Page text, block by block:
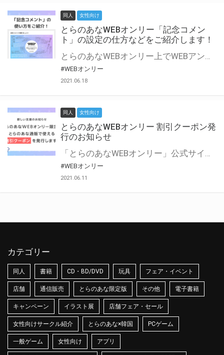
同人 女性向け
とらのあなWEBオンリー「記念コメン
ト」の設定の仕方などをご紹介します！
とらのあなWEBオンリー上でWEBアンソロジーが作成できる「記念コメント」について、その使い方や作成手順を解説します！ 支援タイプを「サークル参加型」「サークル参加型・マルシェ(イベント会場)機能付き」でお申し込みいただいている主催者様はぜひご活用ください♪ とらのあなWEBオンリーサイトはこちら
#WEBオンリー
2021.06.18
同人 女性向け
とらのあなWEBオンリー 割引クーポン発
行のお知らせ
「とらのあなWEBオンリー」公式サイトでとらのあな通販の「割引クーポン」を配布中！ イベントごとに開催当日限定で使える割引クーポンのシリアルコードを発行します。 とらのあなWEBオンリーのページをチェックして、イベント当日にお得にお買い物を楽しみましょう♪ ※本キャンペーンは予告なく終了する場合がございます。 とらのあなWEBオンリーサイトはこちら
#WEBオンリー
2021.06.11
カテゴリー
同人 書籍 CD・BD/DVD 玩具 フェア・イベント
店舗 通信販売 とらのあな限定版 その他 電子書籍
キャンペーン イラスト展 店舗フェア・セール
女性向けサークル紹介 とらのあな×韓国 PCゲーム
一般ゲーム 女性向け アプリ